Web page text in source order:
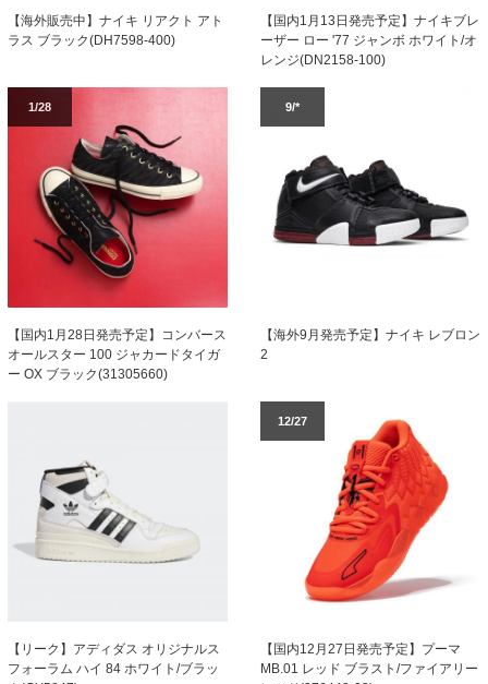
【海外販売中】ナイキ リアクト アト
ラス ブラック(DH7598-400)
【国内1月13日発売予定】ナイキブレ
ーザー ロー '77 ジャンボ ホワイト/オ
レンジ(DN2158-100)
1/28
【国内1月28日発売予定】コンバース
オールスター 100 ジャカードタイガ
ー OX ブラック(31305660)
9/*
【海外9月発売予定】ナイキ レブロン
2
【リーク】アディダス オリジナルス
フォーラム ハイ 84 ホワイト/ブラッ
12/27
【国内12月27日発売予定】プーマ
MB.01 レッド ブラスト/ファイアリー